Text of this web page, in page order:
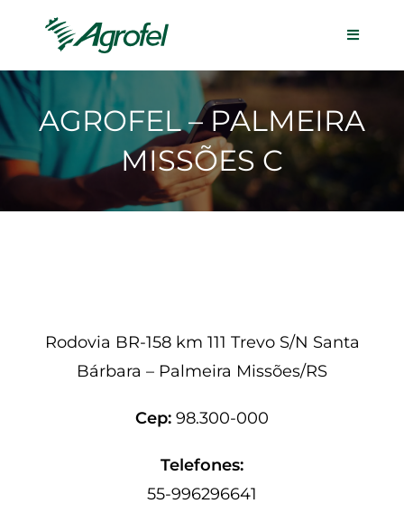
AGROFEL – PALMEIRA
MISSÕES C
Rodovia BR-158 km 111 Trevo S/N Santa
Bárbara – Palmeira Missões/RS
Cep: 98.300-000
Telefones:
55-996296641